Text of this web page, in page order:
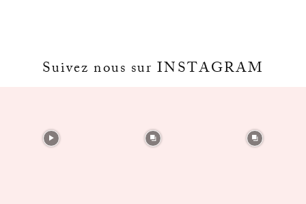
Suivez nous sur INSTAGRAM